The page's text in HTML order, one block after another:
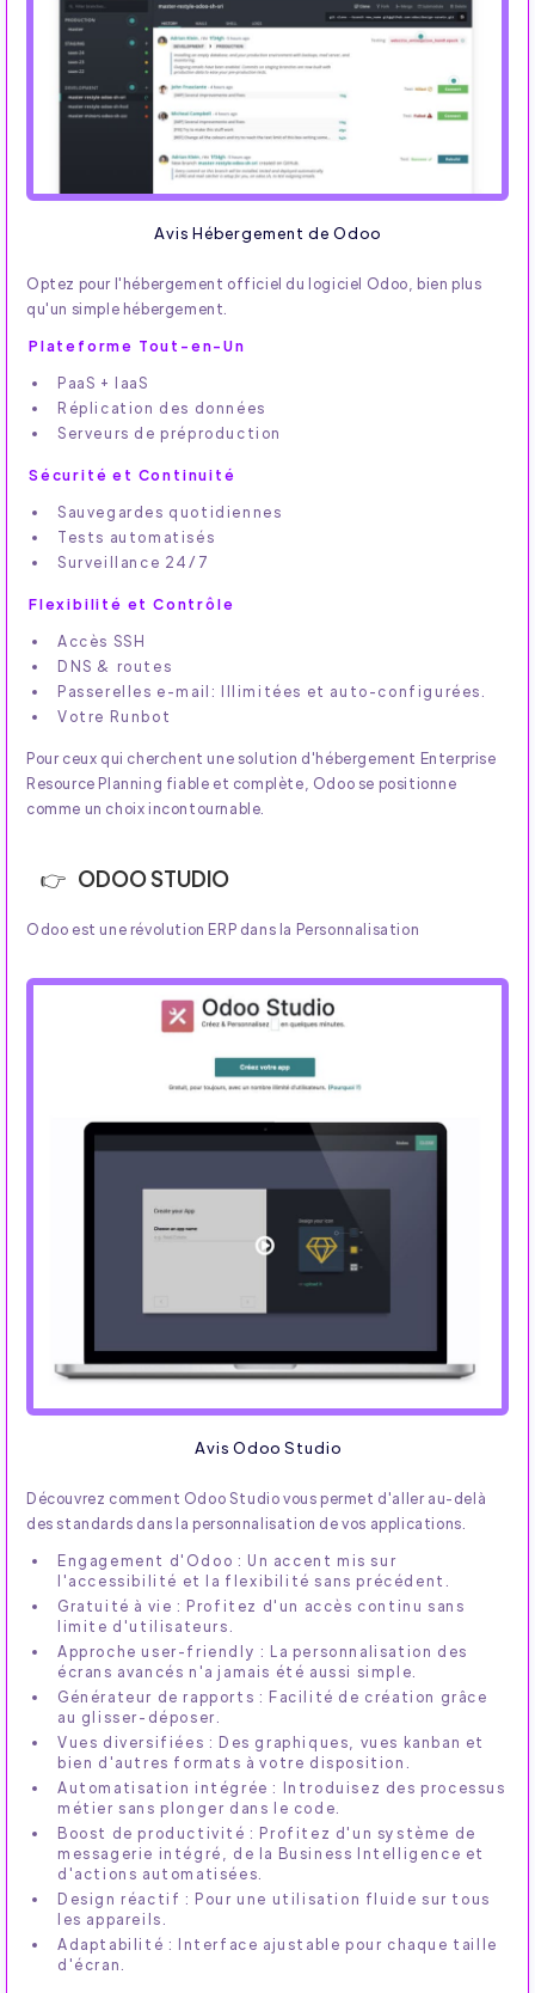
Avis Hébergement de Odoo
Optez pour l'hébergement officiel du logiciel Odoo, bien plus
qu'un simple hébergement.
Plateforme Tout-en-Un
PaaS + IaaS
Réplication des données
Serveurs de préproduction
Sécurité et Continuité
Sauvegardes quotidiennes
Tests automatisés
Surveillance 24/7
Flexibilité et Contrôle
Accès SSH
DNS & routes
Passerelles e-mail: Illimitées et auto-configurées.
Votre Runbot
Pour ceux qui cherchent une solution d'hébergement Enterprise
Resource Planning fiable et complète, Odoo se positionne
comme un choix incontournable.
ODOO STUDIO
Odoo est une révolution ERP dans la Personnalisation
Avis Odoo Studio
Découvrez comment Odoo Studio vous permet d'aller au-delà
des standards dans la personnalisation de vos applications.
Engagement d'Odoo : Un accent mis sur
l'accessibilité et la flexibilité sans précédent.
Gratuité à vie : Profitez d'un accès continu sans
limite d'utilisateurs.
Approche user-friendly : La personnalisation des
écrans avancés n'a jamais été aussi simple.
Générateur de rapports : Facilité de création grâce
au glisser-déposer.
Vues diversifiées : Des graphiques, vues kanban et
bien d'autres formats à votre disposition.
Automatisation intégrée : Introduisez des processus
métier sans plonger dans le code.
Boost de productivité : Profitez d'un système de
messagerie intégré, de la Business Intelligence et
d'actions automatisées.
Design réactif : Pour une utilisation fluide sur tous
les appareils.
Adaptabilité : Interface ajustable pour chaque taille
d'écran.